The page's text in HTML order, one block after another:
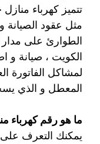
تتميز كهرباء
مثل عقود الصيانة
الكويت ، صيانة و
لمشاكل الفاتورة
المعطل و الذي
ما هو رقم كهرباء
يمكنك التعرف